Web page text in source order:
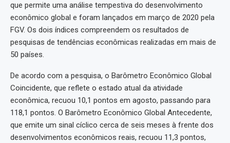
que permite uma análise tempestiva do desenvolvimento
econômico global e foram lançados em março de 2020 pela
FGV. Os dois índices compreendem os resultados de
pesquisas de tendências econômicas realizadas em mais de
50 países.
De acordo com a pesquisa, o Barômetro Econômico Global
Coincidente, que reflete o estado atual da atividade
econômica, recuou 10,1 pontos em agosto, passando para
118,1 pontos. O Barômetro Econômico Global Antecedente,
que emite um sinal cíclico cerca de seis meses à frente dos
desenvolvimentos econômicos reais, recuou 11,3 pontos,